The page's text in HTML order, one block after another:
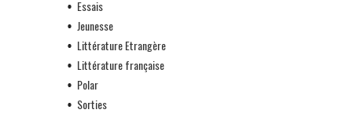
Essais
Jeunesse
Littérature Etrangère
Littérature française
Polar
Sorties